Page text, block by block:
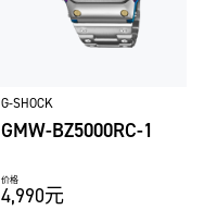
G-SHOCK
GMW-BZ5000RC-1
价格
4,990元